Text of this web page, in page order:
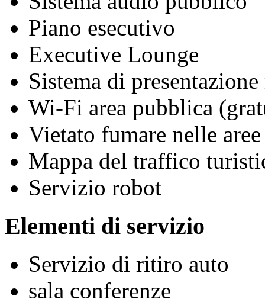
Piano esecutivo
Executive Lounge
Sistema di
Wi-Fi area pubblica
Vietato fumare nelle
Mappa del traffico
Servizio robot
Elementi di servizio
Servizio di ritiro auto
sala conferenze